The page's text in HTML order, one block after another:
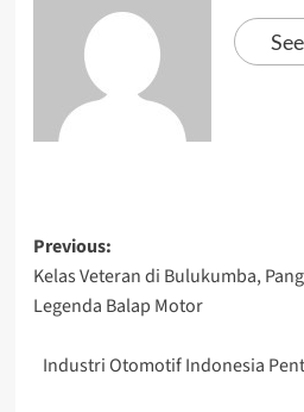
Previous:
Kelas Veteran di Bulukumba,
Legenda Balap Motor
Industri Otomotif Indonesia